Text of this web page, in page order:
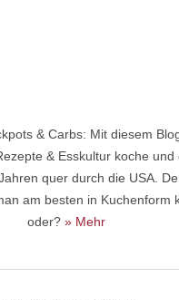
& Carbs: Mit diesem
& Esskultur koche und
quer durch die USA.
am besten in Kuchenform
oder? » Mehr